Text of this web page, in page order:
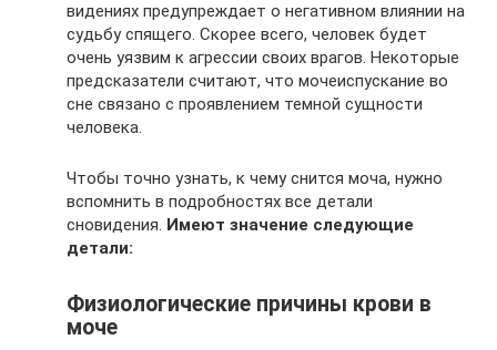
видениях предупреждает о негативном влиянии на
судьбу спящего. Скорее всего, человек будет
очень уязвим к агрессии своих врагов. Некоторые
предсказатели считают, что мочеиспускание во
сне связано с проявлением темной сущности
человека.
Чтобы точно узнать, к чему снится моча, нужно
вспомнить в подробностях все детали
сновидения. Имеют значение следующие
детали:
Физиологические причины крови в
моче